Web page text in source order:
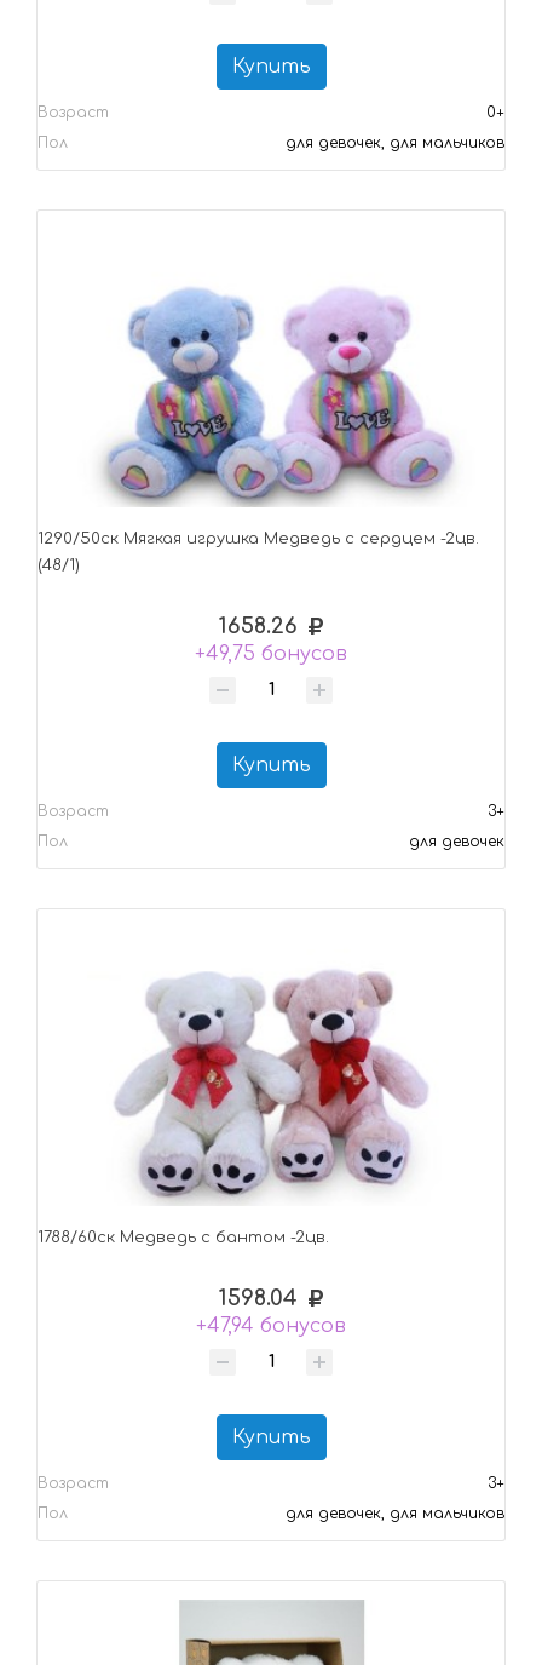
Купить
Возраст
0+
Пол
для девочек, для мальчиков
1290/50ск Мягкая игрушка Медведь с сердцем -2цв.
(48/1)
1658.26
+49,75 бонусов
Купить
Возраст
3+
Пол
для девочек
1788/60ск Медведь с бантом -2цв.
1598.04
+47,94 бонусов
Купить
Возраст
3+
Пол
для девочек, для мальчиков